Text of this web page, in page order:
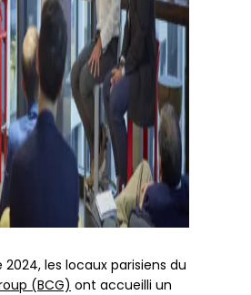
les locaux parisiens du
(BCG) ont accueilli un